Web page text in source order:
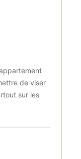
appartement
de viser
sur les